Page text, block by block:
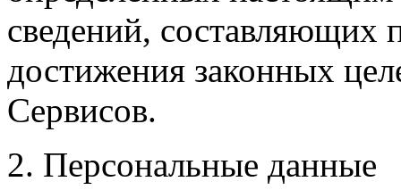
сведений, составляющих
достижения законных
Сервисов.
2. Персональные данные